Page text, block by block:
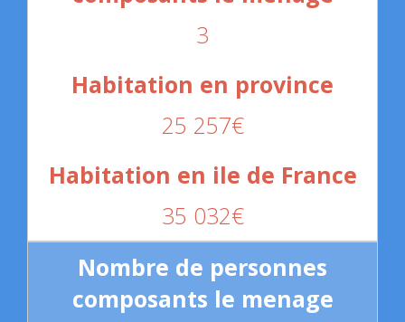
3
25 257€
35 032€